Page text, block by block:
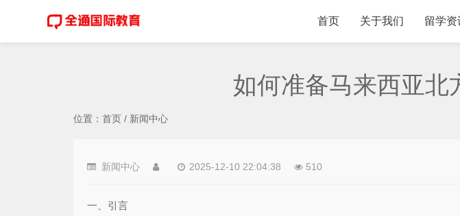
首页 关于我们 留学资
如何准备马来西亚北
位置： 首页 / 新闻中心
新闻中心 2025-12-10 22:04:38 510
一、引言